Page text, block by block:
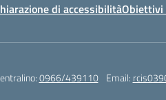
di accessibilitàObiettivi
0966/439110 Email: